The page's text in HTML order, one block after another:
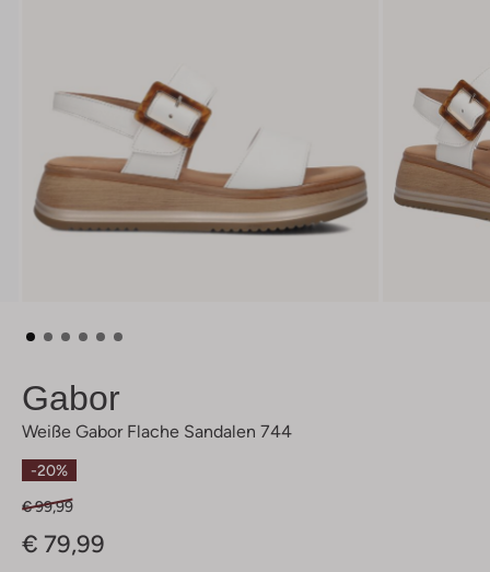
Gabor
Weiße Gabor Flache Sandalen 744
-20%
€ 99,99
€ 79,99